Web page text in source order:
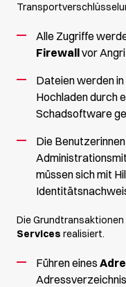
Alle Zugriffe
Firewallvor
Dateien werden
Hochladen durch
Schadsoftware
Die
müssen sich mit
Die
Services realisiert.
Führen eines